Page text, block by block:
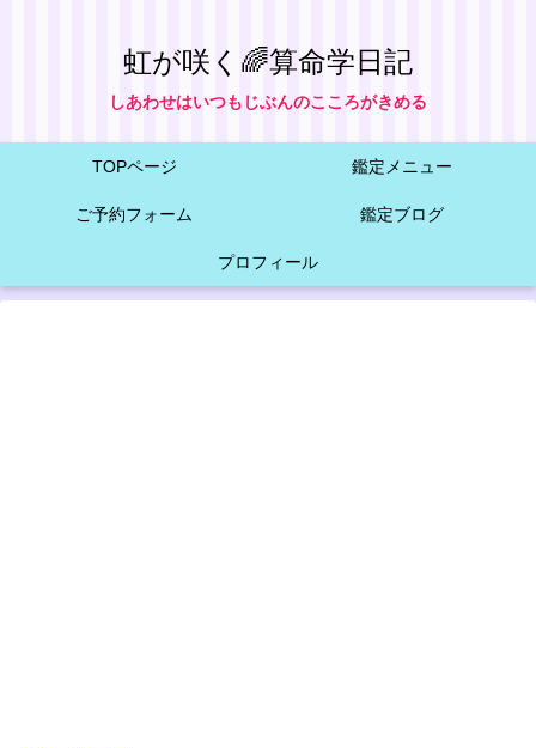
虹が咲く🌈算命学日記
しあわせはいつもじぶんのこころがきめる
TOPページ 鑑定メニュー
ご予約フォーム 鑑定ブログ
プロフィール